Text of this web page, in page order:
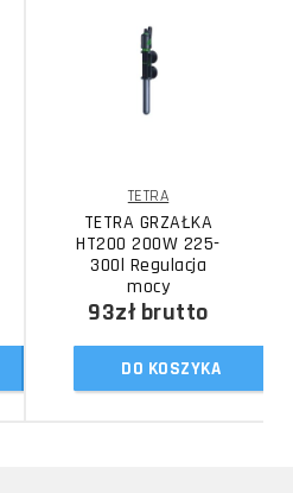
TETRA
TETRA GRZAŁKA
HT200 200W 225-
300l Regulacja
mocy
93złbrutto
DO KOSZYKA